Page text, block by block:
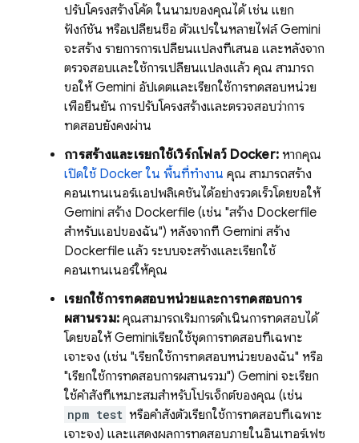
ปรับโครงสร้างโค้ด ในนามของคุณได้ เช่น แยก
ฟังก์ชัน หรือเปลี่ยนชื่อ ตัวแปรในหลายไฟล์Gemini
จะสร้าง รายการการเปลี่ยนแปลงที่เสนอ และหลังจาก
ตรวจสอบและใช้การเปลี่ยนแปลงแล้ว คุณ สามารถ
ขอให้ Gemini อัปเดตและเรียกใช้การทดสอบหน่วย
เพื่อยืนยัน การปรับโครงสร้างและตรวจสอบว่าการ
ทดสอบยังคงผ่าน
การสร้างและเรียกใช้เวิร์กโฟลว์ Docker: หากคุณ
เปิดใช้ Docker ใน พื้นที่ทำงาน คุณ สามารถสร้าง
คอนเทนเนอร์แอปพลิเคชันได้อย่างรวดเร็วโดยขอให้
Gemini สร้าง Dockerfile (เช่น "สร้าง Dockerfile
สำหรับแอปของฉัน") หลังจากที่ Gemini สร้าง
Dockerfile แล้ว ระบบจะสร้างและเรียกใช้
คอนเทนเนอร์ให้คุณ
เรียกใช้การทดสอบหน่วยและการทดสอบการ
ผสานรวม: คุณสามารถเริ่มการดำเนินการทดสอบได้
โดยขอให้ Geminiเรียกใช้ชุดการทดสอบที่เฉพาะ
เจาะจง (เช่น "เรียกใช้การทดสอบหน่วยของฉัน" หรือ
"เรียกใช้การทดสอบการผสานรวม") Gemini จะเรียก
ใช้คำสั่งที่เหมาะสมสำหรับโปรเจ็กต์ของคุณ (เช่น
npm test หรือคำสั่งตัวเรียกใช้การทดสอบที่เฉพาะ
เจาะจง) และแสดงผลการทดสอบภายในอินเทอร์เฟซ